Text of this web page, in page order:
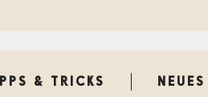
& TRICKS NEUES